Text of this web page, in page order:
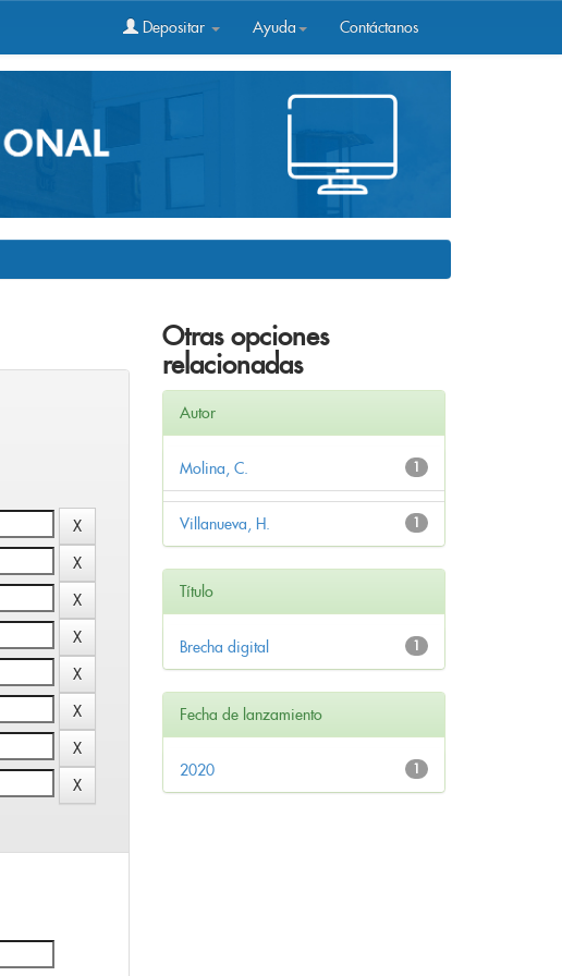
Depositar Ayuda Contáctanos
Otras opciones
relacionadas
Autor
1
Molina, C.
1
Villanueva, H.
Título
1
Brecha digital
Fecha de lanzamiento
1
2020